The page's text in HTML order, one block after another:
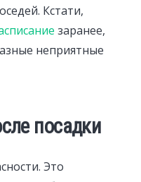
Кстати,
заранее,
неприятные
посадки
Это